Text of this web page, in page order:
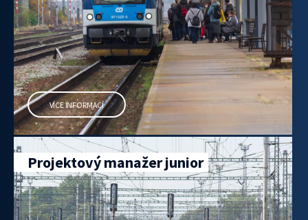
VÍCE INFORMACÍ
Projektový manažer junior